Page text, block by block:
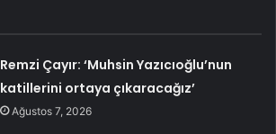
Remzi Çayır: ‘Muhsin Yazıcıoğlu’nun
katillerini ortaya çıkaracağız’
Ağustos 7, 2026